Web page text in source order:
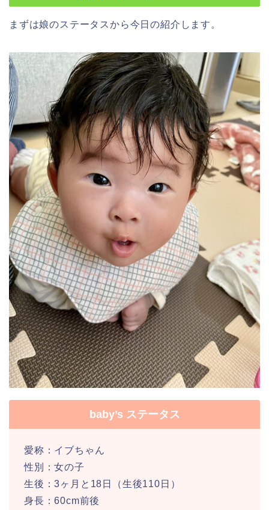
まずは娘のステータスから今日の紹介します。
baby’s ステータス
愛称：イブちゃん
性別：女の子
生後：3ヶ月と18日（生後110日）
身長：60cm前後